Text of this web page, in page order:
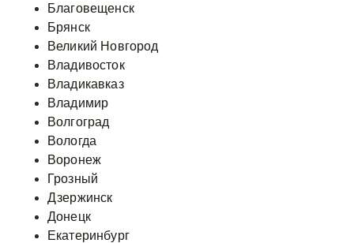
Благовещенск
Брянск
Великий Новгород
Владивосток
Владикавказ
Владимир
Волгоград
Вологда
Воронеж
Грозный
Дзержинск
Донецк
Екатеринбург